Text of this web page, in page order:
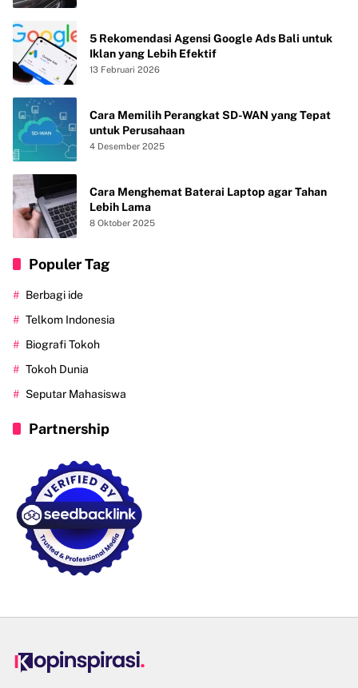
5 Rekomendasi Agensi Google Ads Bali untuk
Iklan yang Lebih Efektif
13 Februari 2026
Cara Memilih Perangkat SD-WAN yang Tepat
untuk Perusahaan
4 Desember 2025
Cara Menghemat Baterai Laptop agar Tahan
Lebih Lama
8 Oktober 2025
Populer Tag
Berbagi ide
Telkom Indonesia
Biografi Tokoh
Tokoh Dunia
Seputar Mahasiswa
Partnership